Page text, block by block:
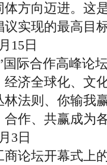
方向迈进。这
议实现的最高目
日
际合作高峰论
全球化、文
林法则、你输我
作、共赢成为
3日
论坛开幕式上